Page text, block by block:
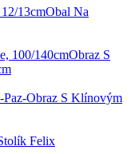
Obal Na
Obraz S
Obraz S Klínovým
Felix